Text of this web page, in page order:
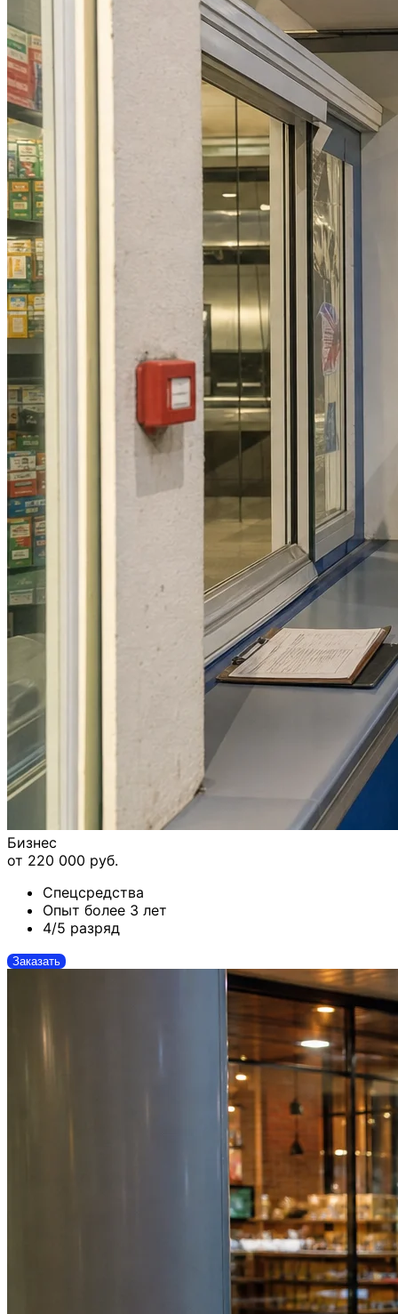
Бизнес
от 220 000 руб.
Спецсредства
Опыт более 3 лет
4/5 разряд
Заказать